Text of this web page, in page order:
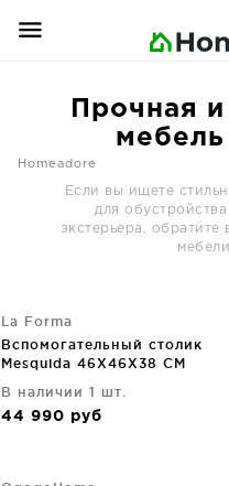
Прочная
мебель
Homeadore
Если вы ищете
для
экстерьера,
La Forma
Вспомогательный столик
Mesquida 46X46X38 CM
В наличии 1 шт.
44 990 руб